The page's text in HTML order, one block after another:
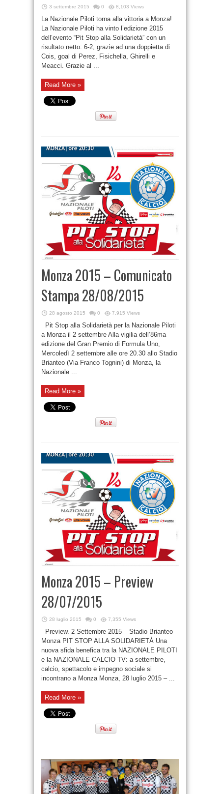
3 settembre 2015 0 8,103 Views
La Nazionale Piloti torna alla vittoria a Monza!
La Nazionale Piloti ha vinto l’edizione 2015
dell’evento “Pit Stop alla Solidarietà” con un
risultato netto: 6-2, grazie ad una doppietta di
Cois, goal di Perez, Fisichella, Ghirelli e
Meacci. Grazie al ...
Read More »
Monza 2015 – Comunicato
Stampa 28/08/2015
28 agosto 2015 0 7,915 Views
Pit Stop alla Solidarietà per la Nazionale Piloti
a Monza il 2 settembre Alla vigilia dell’86ma
edizione del Gran Premio di Formula Uno,
Mercoledì 2 settembre alle ore 20.30 allo Stadio
Brianteo (Via Franco Tognini) di Monza, la
Nazionale ...
Read More »
Monza 2015 – Preview
28/07/2015
28 luglio 2015 0 7,355 Views
Preview. 2 Settembre 2015 – Stadio Brianteo
Monza PIT STOP ALLA SOLIDARIETÀ Una
nuova sfida benefica tra la NAZIONALE PILOTI
e la NAZIONALE CALCIO TV: a settembre,
calcio, spettacolo e impegno sociale si
incontrano a Monza Monza, 28 luglio 2015 – ...
Read More »